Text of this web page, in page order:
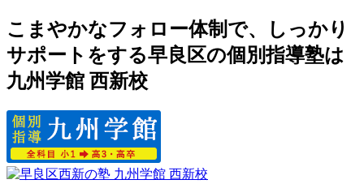
こまやかなフォロー体制で、しっかり
サポートをする早良区の個別指導塾は
九州学館 西新校